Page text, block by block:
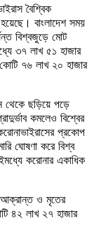
বৈশ্বিক
বাংলাদেশ সময়
বিশ্বজুড়ে মোট
৩৭ লাখ ৫১ হাজার
৭৬ লাখ ২০ হাজার
থেকে ছড়িয়ে পড়ে
কমলেও বিশ্বের
প্রকোপ
ঘোষণা করে বিশ্ব
করোনার একাধিক
আক্রান্ত ও মৃতের
৪২ লাখ ২৭ হাজার